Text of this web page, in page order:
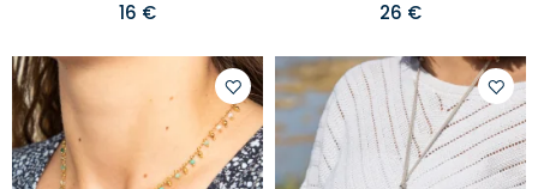
16 €
26 €
Ajouter
votre
à
votre